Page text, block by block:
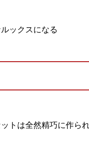
ックスになる
トは全然精巧に作ら